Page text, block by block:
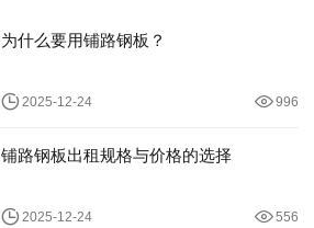
为什么要用铺路钢板？
2025-12-24 996
铺路钢板出租规格与价格的选择
2025-12-24 556